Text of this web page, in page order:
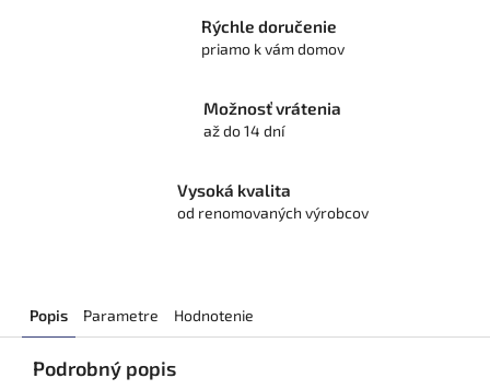
Rýchle doručenie
priamo k vám domov
Možnosť vrátenia
až do 14 dní
Vysoká kvalita
od renomovaných výrobcov
Popis Parametre Hodnotenie
Podrobný popis